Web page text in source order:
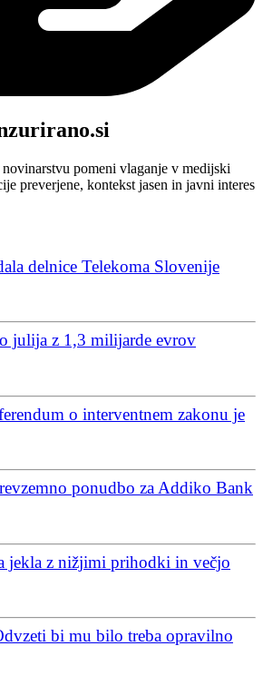
pomeni vlaganje v medijski
preverjene, kontekst jasen in javni interes
delnice Telekoma Slovenije
julija z 1,3 milijarde evrov
o interventnem zakonu je
ponudbo za Addiko Bank
jekla z nižjimi prihodki in večjo
bi mu bilo treba opravilno